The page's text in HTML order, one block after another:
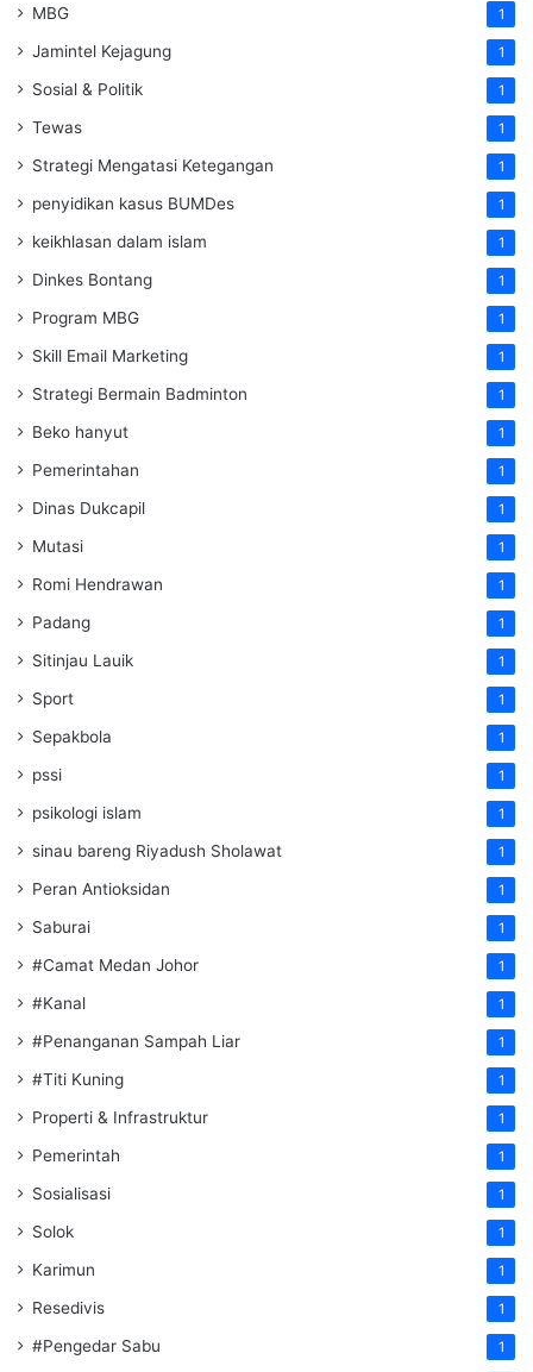
MBG 1
Jamintel Kejagung 1
Sosial & Politik 1
Tewas 1
Strategi Mengatasi Ketegangan 1
penyidikan kasus BUMDes 1
keikhlasan dalam islam 1
Dinkes Bontang 1
Program MBG 1
Skill Email Marketing 1
Strategi Bermain Badminton 1
Beko hanyut 1
Pemerintahan 1
Dinas Dukcapil 1
Mutasi 1
Romi Hendrawan 1
Padang 1
Sitinjau Lauik 1
Sport 1
Sepakbola 1
pssi 1
psikologi islam 1
sinau bareng Riyadush Sholawat 1
Peran Antioksidan 1
Saburai 1
#Camat Medan Johor 1
#Kanal 1
#Penanganan Sampah Liar 1
#Titi Kuning 1
Properti & Infrastruktur 1
Pemerintah 1
Sosialisasi 1
Solok 1
Karimun 1
Resedivis 1
#Pengedar Sabu 1